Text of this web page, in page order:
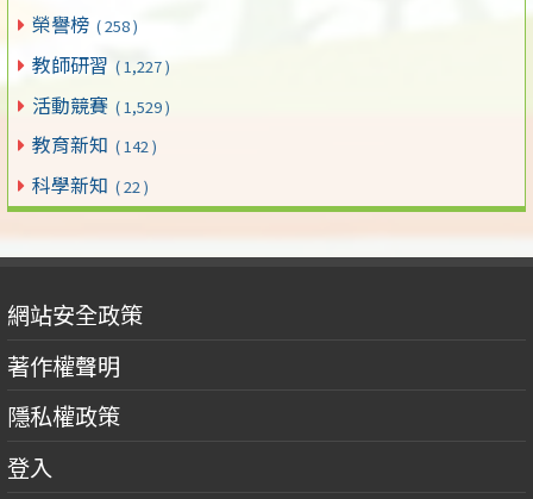
榮譽榜 ( 258 )
教師研習 ( 1,227 )
活動競賽 ( 1,529 )
教育新知 ( 142 )
科學新知 ( 22 )
網站安全政策
著作權聲明
隱私權政策
登入